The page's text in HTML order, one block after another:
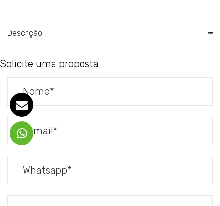
Descrição
Solicite uma proposta